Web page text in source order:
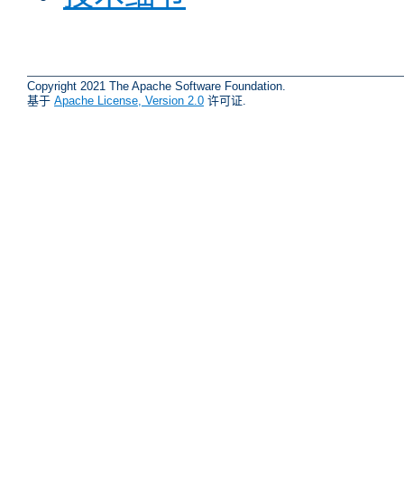
Copyright 2021 The Apache Software Foundation.
基于 Apache License, Version 2.0 许可证.